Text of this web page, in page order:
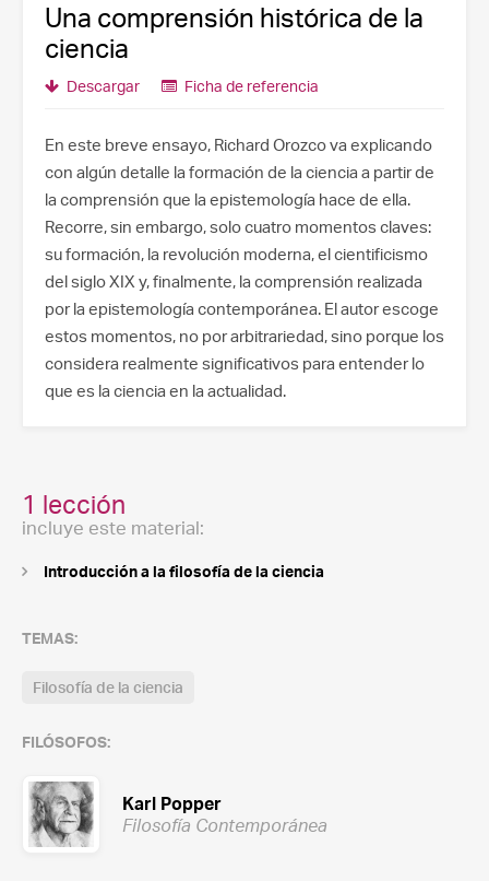
Una comprensión histórica de la
ciencia
Descargar Ficha de referencia
En este breve ensayo, Richard Orozco va explicando
con algún detalle la formación de la ciencia a partir de
la comprensión que la epistemología hace de ella.
Recorre, sin embargo, solo cuatro momentos claves:
su formación, la revolución moderna, el cientificismo
del siglo XIX y, finalmente, la comprensión realizada
por la epistemología contemporánea. El autor escoge
estos momentos, no por arbitrariedad, sino porque los
considera realmente significativos para entender lo
que es la ciencia en la actualidad.
1 lección
incluye este material:
Introducción a la filosofía de la ciencia
TEMAS:
Filosofía de la ciencia
FILÓSOFOS:
Karl Popper
Filosofía Contemporánea